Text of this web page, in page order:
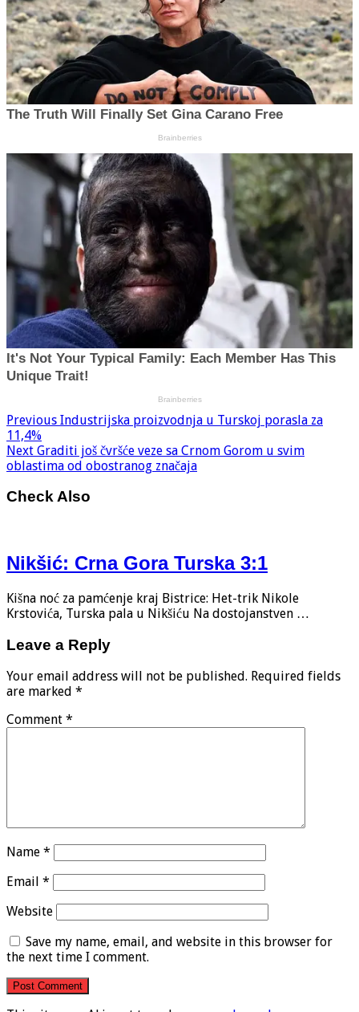
Previous Industrijska proizvodnja u Turskoj porasla za
11,4%
Next Graditi još čvršće veze sa Crnom Gorom u svim
oblastima od obostranog značaja
Check Also
Nikšić: Crna Gora Turska 3:1
Kišna noć za pamćenje kraj Bistrice: Het-trik Nikole
Krstovića, Turska pala u Nikšiću Na dostojanstven …
Leave a Reply
Your email address will not be published. Required fields
are marked *
Comment *
Name *
Email *
Website
Save my name, email, and website in this browser for
the next time I comment.